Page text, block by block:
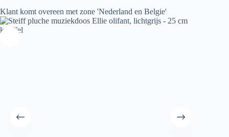
Klant komt overeen met zone 'Nederland en Belgie'